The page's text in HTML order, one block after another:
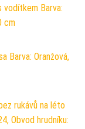
Barva:
cm
Barva: Oranžová,
rukávů na léto
Obvod hrudníku: